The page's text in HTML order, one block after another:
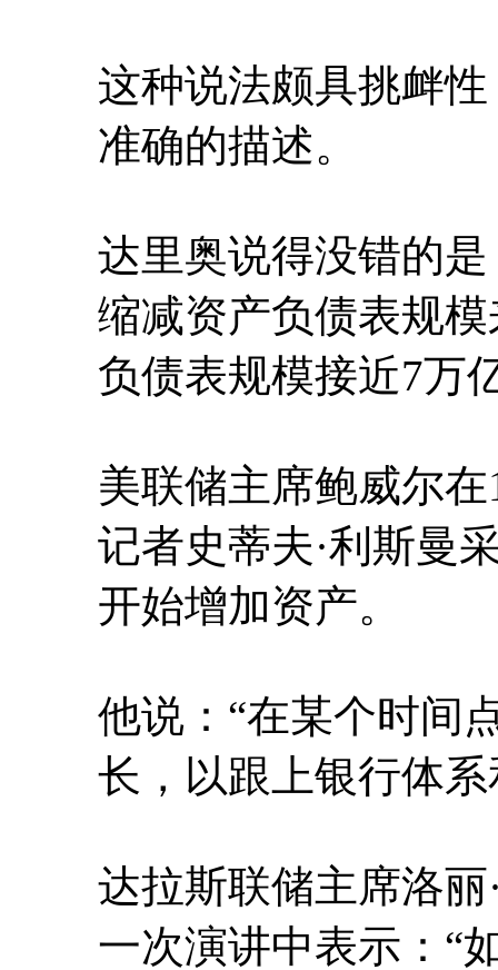
这种说法颇具挑衅
准确的描述。
达里奥说得没错的
缩减资产负债表规
负债表规模接近7万
美联储主席鲍威尔
记者史蒂夫·利斯曼
开始增加资产。
他说：“在某个时间
长，以跟上银行体
达拉斯联储主席洛
一次演讲中表示：“